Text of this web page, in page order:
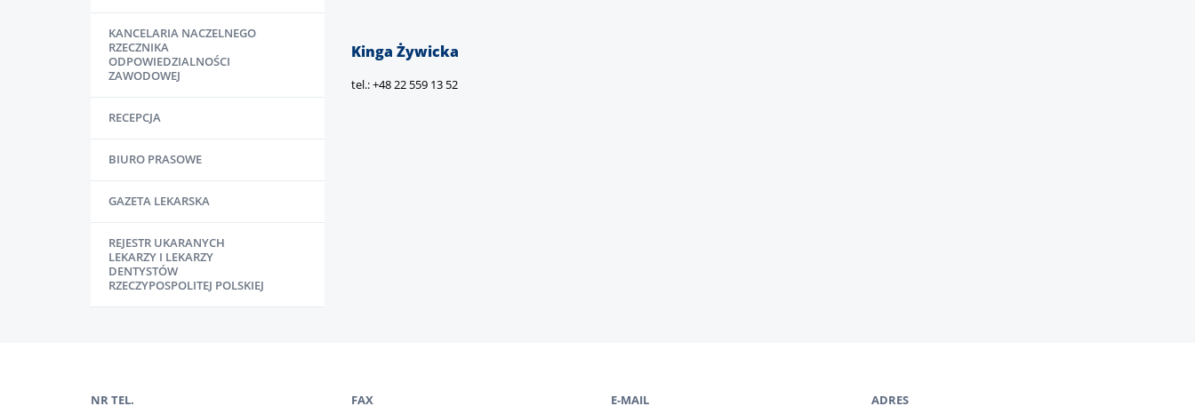
KANCELARIA NACZELNEGO
RZECZNIKA
ODPOWIEDZIALNOŚCI
ZAWODOWEJ
RECEPCJA
BIURO PRASOWE
GAZETA LEKARSKA
REJESTR UKARANYCH
LEKARZY I LEKARZY
DENTYSTÓW
RZECZYPOSPOLITEJ POLSKIEJ
Kinga Żywicka
tel.: +48 22 559 13 52
NR TEL. FAX E-MAIL ADRES